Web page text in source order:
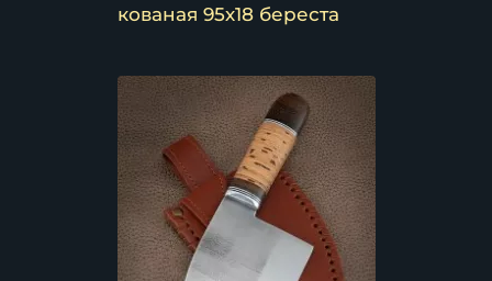
кованая 95х18 береста